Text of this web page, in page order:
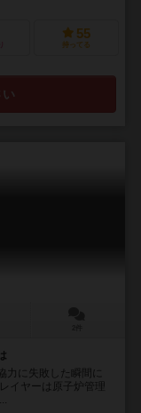
55
持ってる
力に失敗した瞬間に
イヤーは原子炉管理